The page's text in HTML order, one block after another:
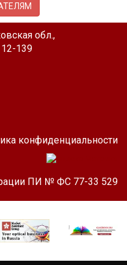
обл.,
12-139
конфиденциальности
ПИ № ФС 77-33 529